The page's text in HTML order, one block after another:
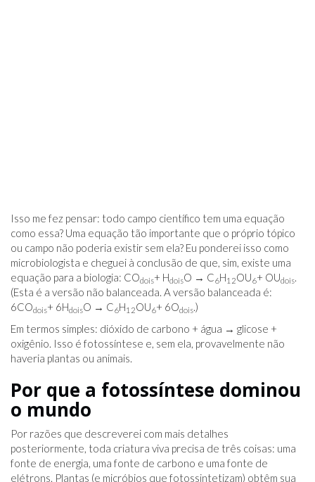
Isso me fez pensar: todo campo científico tem uma equação
como essa? Uma equação tão importante que o próprio tópico
ou campo não poderia existir sem ela? Eu ponderei isso como
microbiologista e cheguei à conclusão de que, sim, existe uma
equação para a biologia: COdois+ HdoisO → C6H12OU6+ OUdois.
(Esta é a versão não balanceada. A versão balanceada é:
6COdois+ 6HdoisO → C6H12OU6+ 6Odois.)
Em termos simples: dióxido de carbono + água → glicose +
oxigênio. Isso é fotossíntese e, sem ela, provavelmente não
haveria plantas ou animais.
Por que a fotossíntese dominou
o mundo
Por razões que descreverei com mais detalhes
posteriormente, toda criatura viva precisa de três coisas: uma
fonte de energia, uma fonte de carbono e uma fonte de
elétrons. Plantas (e micróbios que fotossintetizam) obtêm sua